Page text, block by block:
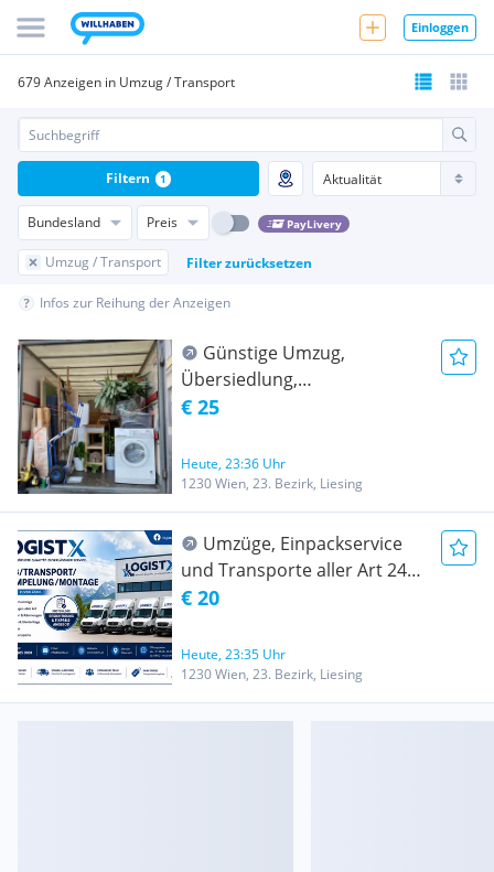
Einloggen
679 Anzeigen in Umzug / Transport
Bundesland Preis PayLivery
Umzug / Transport Filter zurücksetzen
Filtern 1
Infos zur Reihung der Anzeigen
Günstige Umzug,
Übersiedlung,
Möbeltransport,
Transport, Flügel Transport,
Tresor Transport, Lastentaxi
20m3
€ 25
Heute, 23:36 Uhr
1230 Wien, 23. Bezirk, Liesing
Umzüge, Einpackservice
und Transporte aller Art 24/7
Erreichbar !
€ 20
Heute, 23:35 Uhr
1230 Wien, 23. Bezirk, Liesing